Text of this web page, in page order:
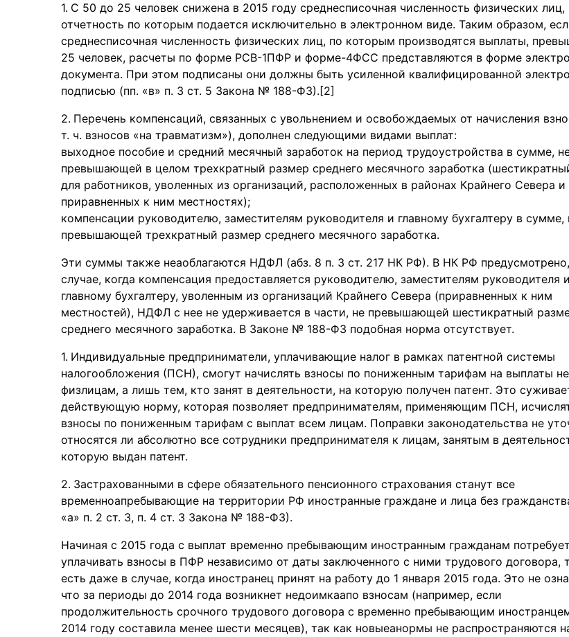
С 50 до 25 человек снижена в 2015 году среднесписочная численность физических лиц,
отчетность по которым подается исключительно в электронном виде. Таким образом,
среднесписочная численность физических лиц, по которым производятся выплаты,
25 человек, расчеты по форме РСВ-1ПФР и форме-4ФСС представляются в форме
документа. При этом подписаны они должны быть усиленной квалифицированной
подписью (пп. «в» п. 3 ст. 5 Закона № 188-ФЗ).[2]
Перечень компенсаций, связанных с увольнением и освобождаемых от начисления
т. ч. взносов «на травматизм»), дополнен следующими видами выплат:
выходное пособие и средний месячный заработок на период трудоустройства в сумме,
превышающей в целом трехкратный размер среднего месячного заработка
для работников, уволенных из организаций, расположенных в районах Крайнего Севера и
приравненных к ним местностях);
компенсации руководителю, заместителям руководителя и главному бухгалтеру в сумме,
превышающей трехкратный размер среднего месячного заработка.
Эти суммы также неаоблагаются НДФЛ (абз. 8 п. 3 ст. 217 НК РФ). В НК РФ
случае, когда компенсация предоставляется руководителю, заместителям руководителя и
главному бухгалтеру, уволенным из организаций Крайнего Севера (приравненных к ним
местностей), НДФЛ с нее не удерживается в части, не превышающей шестикратный
среднего месячного заработка. В Законе № 188-ФЗ подобная норма отсутствует.
Индивидуальные предприниматели, уплачивающие налог в рамках патентной системы
налогообложения (ПСН), смогут начислять взносы по пониженным тарифам на выплаты
физлицам, а лишь тем, кто занят в деятельности, на которую получен патент. Это
действующую норму, которая позволяет предпринимателям, применяющим ПСН,
взносы по пониженным тарифам с выплат всем лицам. Поправки законодательства не
относятся ли абсолютно все сотрудники предпринимателя к лицам, занятым в
которую выдан патент.
Застрахованными в сфере обязательного пенсионного страхования станут все
временноапребывающие на территории РФ иностранные граждане и лица без
«а» п. 2 ст. 3, п. 4 ст. 3 Закона № 188-ФЗ).
Начиная с 2015 года с выплат временно пребывающим иностранным гражданам
уплачивать взносы в ПФР независимо от даты заключенного с ними трудового договора,
есть даже в случае, когда иностранец принят на работу до 1 января 2015 года. Это не
что за периоды до 2014 года возникнет недоимкаапо взносам (например, если
продолжительность срочного трудового договора с временно пребывающим
2014 году составила менее шести месяцев), так как новыеанормы не распространяются